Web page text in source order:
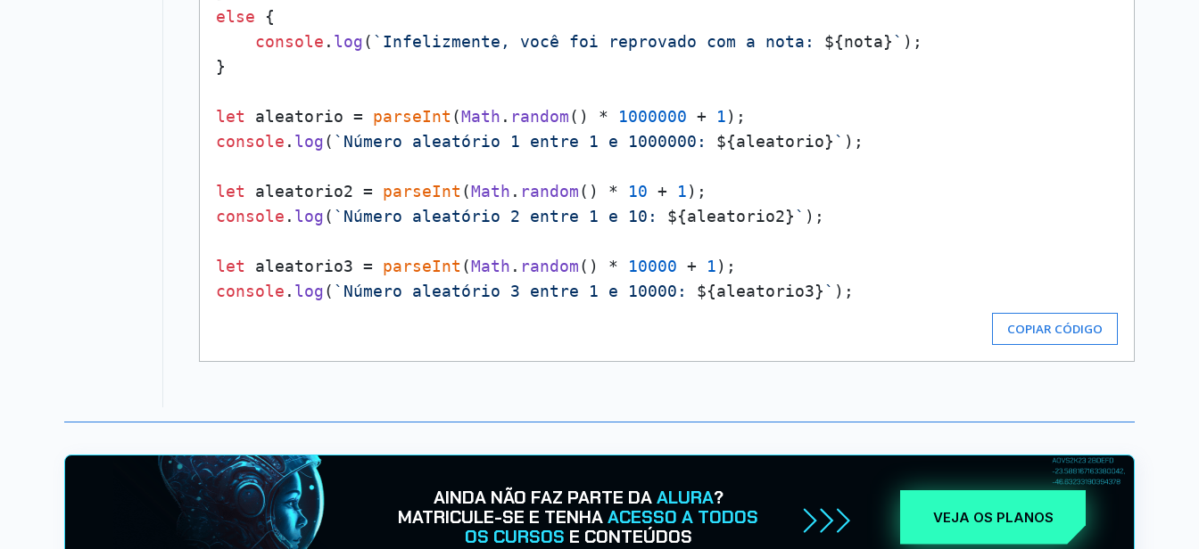
else {
console . log( `Infelizmente, você foi reprovado com a nota: ${nota}` );
}
let aleatorio = parseInt (Math . random() * 1000000 + 1
console . log( `Número aleatório 1 entre 1 e 1000000: ${aleatorio}` );
let aleatorio2 = parseInt (Math . random() * 10 + 1
console . log( `Número aleatório 2 entre 1 e 10: ${aleatorio2}` );
let aleatorio3 = parseInt (Math . random() * 10000 + 1
console . log( `Número aleatório 3 entre 1 e 10000: ${aleatorio3}`
COPIAR CÓDIGO
AINDA NÃO FAZ PARTE DAALURA?
MATRICULE-SE E TENHAACESSO A TODOS
OS CURSOS E CONTEÚDOS
VEJA OS PLANOS